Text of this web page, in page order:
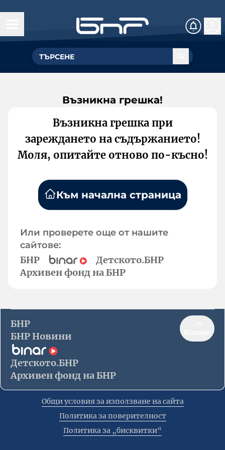
Възникна грешка!
Възникна грешка при
зареждането на съдържанието!
Моля, опитайте отново по-късно!
Към начална страница
Или проверете още от нашите
сайтове:
БНР
Детското.БНР
Архивен фонд на БНР
БНР
БНР Новини
Детското.БНР
Архивен фонд на БНР
Общи условия за използване на сайта
Политика за поверителност
Политика за „бисквитки“